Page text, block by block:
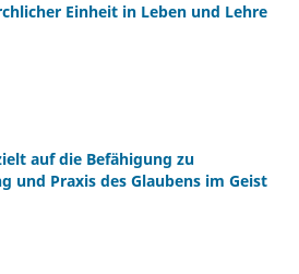
Einheit in Leben und Lehre
auf die Befähigung zu
und Praxis des Glaubens im Geist